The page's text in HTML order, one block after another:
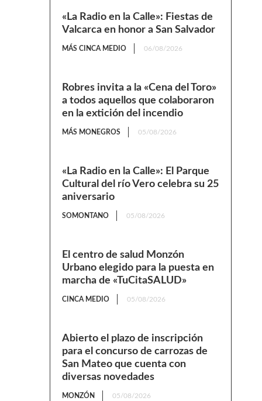
«La Radio en la Calle»: Fiestas de
Valcarca en honor a San Salvador
MÁS CINCA MEDIO 06/08/2026
Robres invita a la «Cena del Toro»
a todos aquellos que colaboraron
en la extición del incendio
MÁS MONEGROS 05/08/2026
«La Radio en la Calle»: El Parque
Cultural del río Vero celebra su 25
aniversario
SOMONTANO 05/08/2026
El centro de salud Monzón
Urbano elegido para la puesta en
marcha de «TuCitaSALUD»
CINCA MEDIO 05/08/2026
Abierto el plazo de inscripción
para el concurso de carrozas de
San Mateo que cuenta con
diversas novedades
MONZÓN 05/08/2026